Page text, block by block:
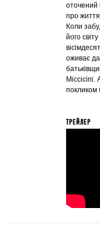
оточений
про
Коли
його
оживає
покликом
ТРЕЙЛЕР